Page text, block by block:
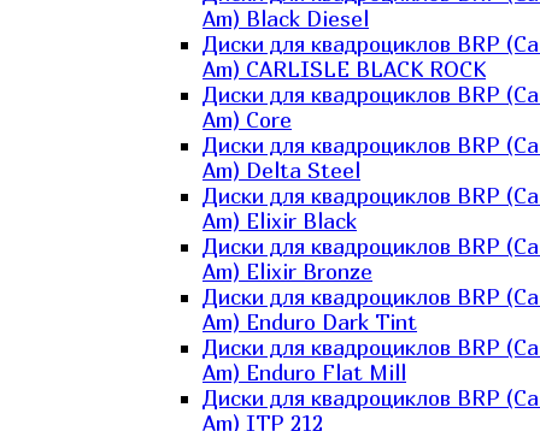
Am) Black Diesel
Диски для квадроциклов BRP
Am) CARLISLE BLACK ROCK
Диски для квадроциклов BRP
Am) Core
Диски для квадроциклов BRP
Am) Delta Steel
Диски для квадроциклов BRP
Am) Elixir Black
Диски для квадроциклов BRP
Am) Elixir Bronze
Диски для квадроциклов BRP
Am) Enduro Dark Tint
Диски для квадроциклов BRP
Am) Enduro Flat Mill
Диски для квадроциклов BRP
Am) ITP 212